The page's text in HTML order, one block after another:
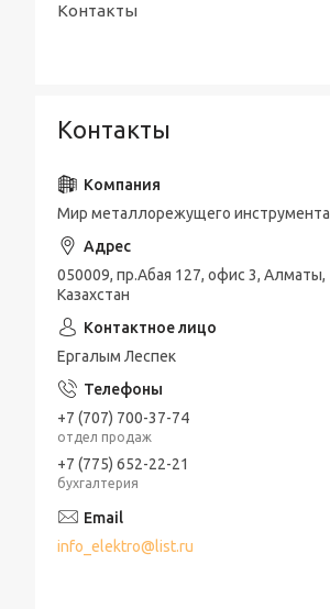
Контакты
Контакты
Мир металлорежущего инструмента
050009, пр.Абая 127, офис 3, Алматы,
Казахстан
Ергалым Леспек
+7 (707) 700-37-74
отдел продаж
+7 (775) 652-22-21
бухгалтерия
info_elektro@list.ru